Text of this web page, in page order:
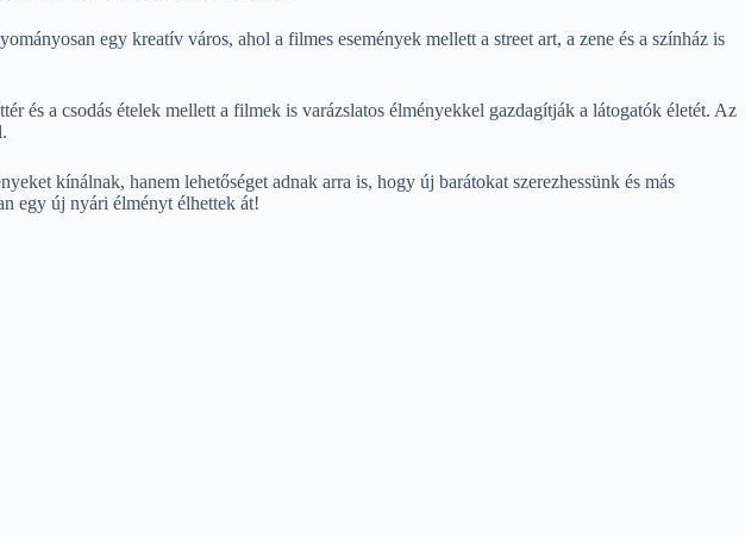
egy kreatív város, ahol a filmes események mellett a street art, a zene és a színház is
és a csodás ételek mellett a filmek is varázslatos élményekkel gazdagítják a látogatók életét. Az
kínálnak, hanem lehetőséget adnak arra is, hogy új barátokat szerezhessünk és más
egy új nyári élményt élhettek át!